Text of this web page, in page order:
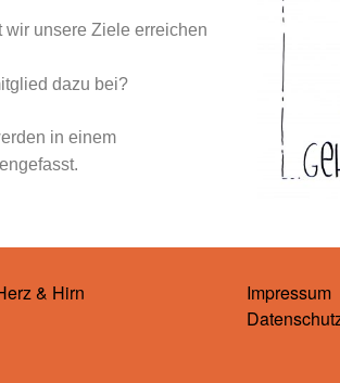
wir unsere Ziele erreichen
dazu bei?
in einem
& Hirn
Impressum